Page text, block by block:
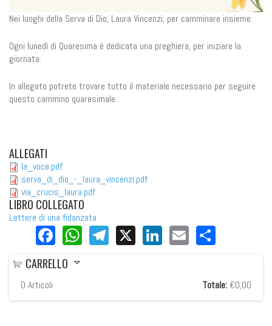
Nei luoghi della Serva di Dio, Laura Vincenzi, per camminare insieme.
Ogni lunedì di Quaresima è dedicata una preghiera, per iniziare la
giornata.
In allegato potrete trovare tutto il materiale necessario per seguire
questo cammino quaresimale.
ALLEGATI
la_voce.pdf
serva_di_dio_-_laura_vincenzi.pdf
via_crucis_laura.pdf
LIBRO COLLEGATO
Lettere di una fidanzata
Facebook
WhatsApp
Telegram
X LinkedIn
Email
CARRELLO
0 Articoli Totale: €0,00